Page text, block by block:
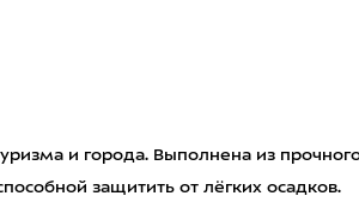
и города. Выполнена из
защитить от лёгких осадков.